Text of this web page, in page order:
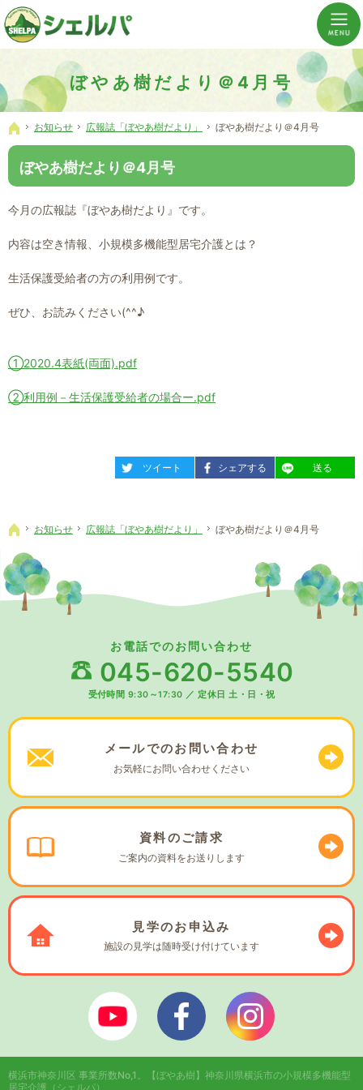
ぼやあ樹だより＠4月号
介護の「通い・泊まり・訪問」から必要なものだけをご提供。介護のことならシェルパへ。
横浜市神奈川区 事業所数No,1の小規模多機能型居宅介護ぼやあ樹
ホーム
お知らせ 広報誌「ぼやあ樹だより」 ぼやあ樹だより＠4月号
ぼやあ樹だより＠4月号
今月の広報誌『ぼやあ樹だより』です。
内容は空き情報、小規模多機能型居宅介護とは？
生活保護受給者の方の利用例です。
ぜひ、お読みください(^^♪
①2020.4表紙(両面).pdf
②利用例－生活保護受給者の場合ー.pdf
entry629ツイート entry629
シェアする entry629
送る
ホーム
お知らせ 広報誌「ぼやあ樹だより」 ぼやあ樹だより＠4月号
お電話でのお問い合わせ
045-620-5540
受付時間 9:30～17:30 ／ 定休日 土・日・祝
メールでのお問い合わせ
お気軽にお問い合わせください
資料のご請求
ご案内の資料をお送りします
見学のお申込み
施設の見学は随時受け付けています
ぼやあ樹Youtube シェルパフェイスブック
横浜市神奈川区 事業所数No,1。
【ぼやあ樹】神奈川県横浜市の小規模多機能型
居宅介護（シェルパ）